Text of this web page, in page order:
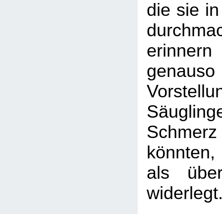
die sie
als